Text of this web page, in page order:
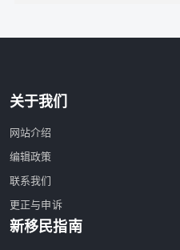
关于我们
网站介绍
编辑政策
联系我们
更正与申诉
新移民指南